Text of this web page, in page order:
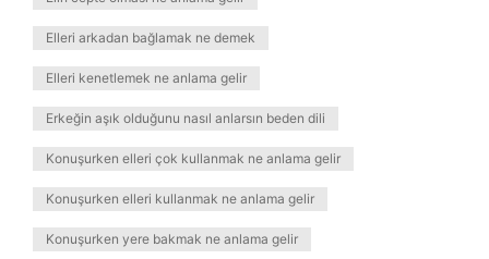
Elleri arkadan bağlamak ne demek
Elleri kenetlemek ne anlama gelir
Erkeğin aşık olduğunu nasıl anlarsın beden dili
Konuşurken elleri çok kullanmak ne anlama gelir
Konuşurken elleri kullanmak ne anlama gelir
Konuşurken yere bakmak ne anlama gelir